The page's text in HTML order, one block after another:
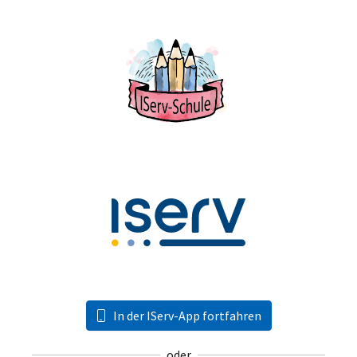
In der IServ-App fortfahren